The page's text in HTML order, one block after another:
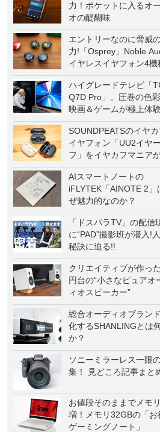
力！ポケットに入るオ
オの醍醐味
エントリーなのに脅威
力!「Osprey」Noble
イヤレスイヤフォン4機
一気に聴く
ハイグレードテレビ「
Q7D Pro」。圧巻の色
映画＆ゲームが極上体
SOUNDPEATSのイヤ
イヤフォン「UU2イヤ
フ」をイヤカフマニア
AIスマートノートの
iFLYTEK「AINOTE 2」
ぜ魅力的なのか？
「ドスパラTV」の配信
に“PAD”撮影班が潜入!
秘訣に迫る!!
クリエイティブが作っ
円台の“小さなピュアオ
ィオスピーカー”
総合オーディオブラン
化するSHANLINGとは
か？
ソニーミラーレス一眼
集！ 見どころ記事まと
お値段そのままでメモ
増！メモリ32GBの「お
ゲーミングノート」